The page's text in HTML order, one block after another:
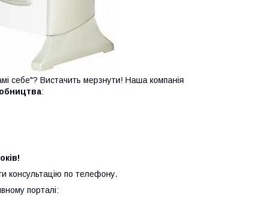
себе"? Вистачить мерзнути! Наша компанія
:
консультацію по телефону.
порталі: